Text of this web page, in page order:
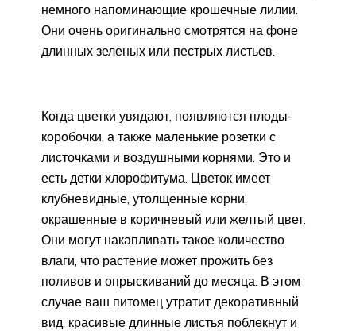
немного напоминающие крошечные лилии.
Они очень оригинально смотрятся на фоне
длинных зеленых или пестрых листьев.
Когда цветки увядают, появляются плоды-
коробочки, а также маленькие розетки с
листочками и воздушными корнями. Это и
есть детки хлорофитума. Цветок имеет
клубневидные, утолщенные корни,
окрашенные в коричневый или желтый цвет.
Они могут накапливать такое количество
влаги, что растение может прожить без
поливов и опрыскиваний до месяца. В этом
случае ваш питомец утратит декоративный
вид: красивые длинные листья поблекнут и